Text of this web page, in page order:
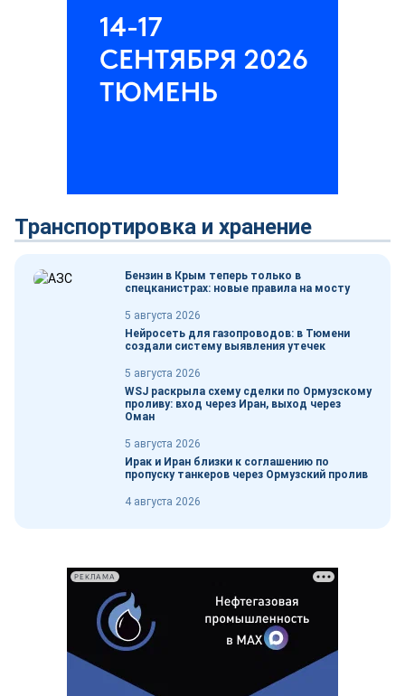
Транспортировка и хранение
Бензин в Крым теперь только в
спецканистрах: новые правила на мосту
5 августа 2026
Нейросеть для газопроводов: в Тюмени
создали систему выявления утечек
5 августа 2026
WSJ раскрыла схему сделки по Ормузскому
проливу: вход через Иран, выход через
Оман
5 августа 2026
Ирак и Иран близки к соглашению по
пропуску танкеров через Ормузский пролив
4 августа 2026
РЕКЛАМА